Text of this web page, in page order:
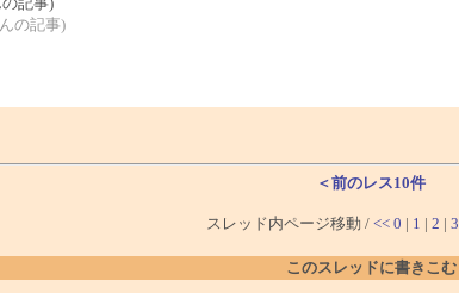
の記事)
＜前のレス10件
スレッド内ページ移動 / << 0 | 1 | 2 | 3
このスレッドに書きこむ